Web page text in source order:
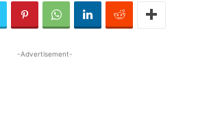
-Advertisement-